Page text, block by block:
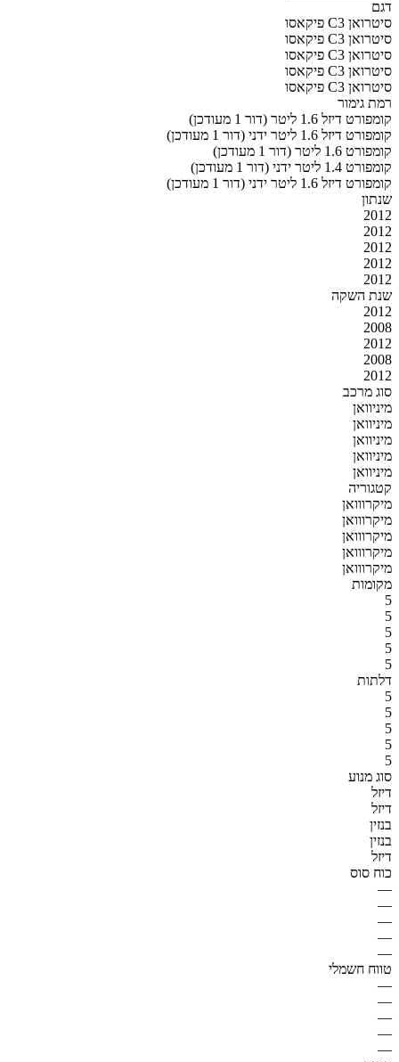
דגם
סיטרואן C3 פיקאסו
סיטרואן C3 פיקאסו
סיטרואן C3 פיקאסו
סיטרואן C3 פיקאסו
סיטרואן C3 פיקאסו
רמת גימור
קומפורט דיזל 1.6 ליטר (דור 1 מעודכן)
קומפורט דיזל 1.6 ליטר ידני (דור 1 מעודכן)
קומפורט 1.6 ליטר (דור 1 מעודכן)
קומפורט 1.4 ליטר ידני (דור 1 מעודכן)
קומפורט דיזל 1.6 ליטר ידני (דור 1 מעודכן)
שנתון
2012
2012
2012
2012
2012
שנת השקה
2012
2008
2012
2008
2012
סוג מרכב
מיניוואן
מיניוואן
מיניוואן
מיניוואן
מיניוואן
קטגוריה
מיקרווואן
מיקרווואן
מיקרווואן
מיקרווואן
מיקרווואן
מקומות
5
5
5
5
5
דלתות
5
5
5
5
5
סוג מנוע
דיזל
דיזל
בנזין
בנזין
דיזל
כוח סוס
—
—
—
—
—
טווח חשמלי
—
—
—
—
—